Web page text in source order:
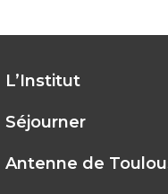
L’Institut
Séjourner
Antenne de